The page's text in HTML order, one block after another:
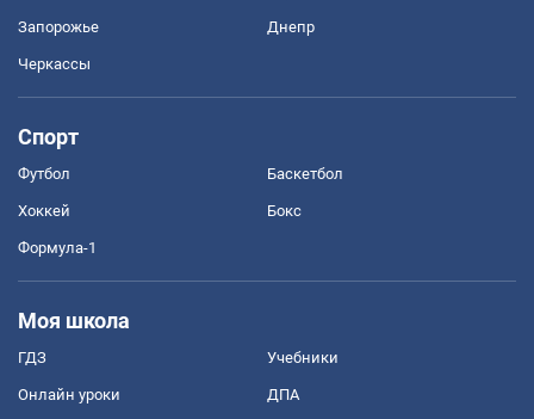
Запорожье Днепр
Черкассы
Спорт
Футбол Баскетбол
Хоккей Бокс
Формула-1
Моя школа
ГДЗ Учебники
Онлайн уроки ДПА